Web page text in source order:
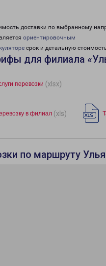
доставки по выбранному
ориентировочным
срок и детальную
для филиала
перевозки (xlsx)
в филиал (xls)
по маршруту